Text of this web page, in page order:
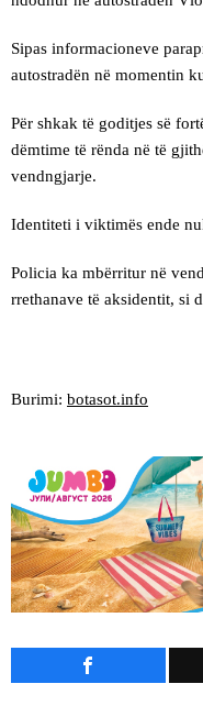
Sipas informacioneve
autostradën në momentin
Për shkak të goditjes së
dëmtime të rënda në të
vendngjarje.
Identiteti i viktimës ende
Policia ka mbërritur në
rrethanave të aksidentit, si
Burimi: botasot.info